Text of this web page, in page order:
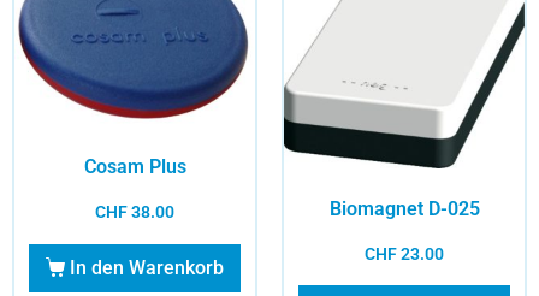
Cosam Plus
CHF38.00
In den Warenkorb
Biomagnet D-025
CHF23.00